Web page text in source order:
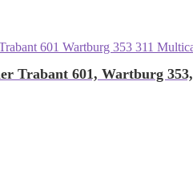
Trabant 601, Wartburg